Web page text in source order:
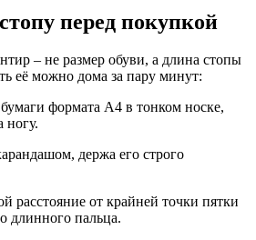
перед покупкой
– не размер обуви, а длина стопы
её можно дома за пару минут:
формата А4 в тонком носке,
ногу.
держа его строго
расстояние от крайней точки пятки
длинного пальца.